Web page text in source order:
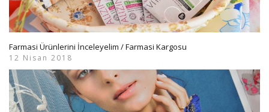
Farmasi Ürünlerini İnceleyelim / Farmasi Kargosu
12 Nisan 2018